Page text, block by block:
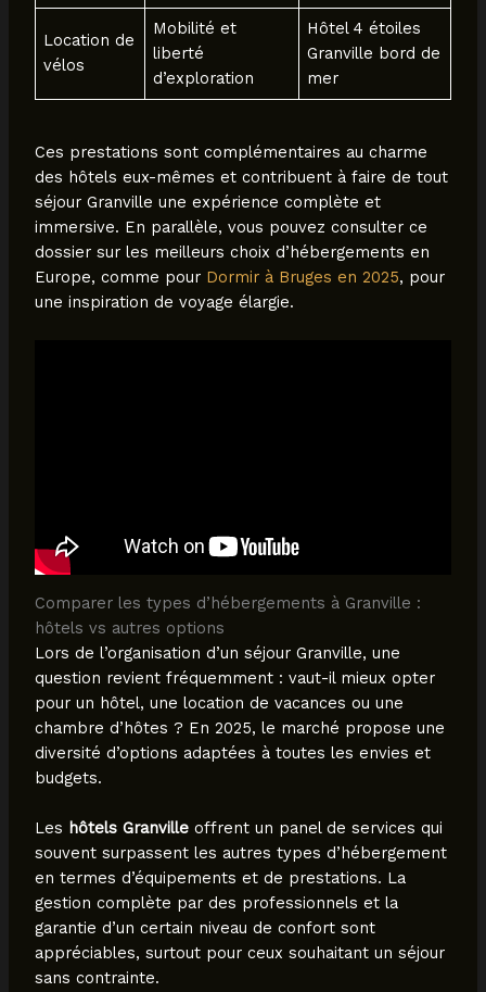
Location de
vélos
Mobilité et
liberté
d’exploration
Hôtel 4 étoiles
Granville bord de
mer
Ces prestations sont complémentaires au charme
des hôtels eux-mêmes et contribuent à faire de tout
séjour Granville une expérience complète et
immersive. En parallèle, vous pouvez consulter ce
dossier sur les meilleurs choix d’hébergements en
Europe, comme pour Dormir à Bruges en 2025, pour
une inspiration de voyage élargie.
Comparer les types d’hébergements à Granville :
hôtels vs autres options
Lors de l’organisation d’un séjour Granville, une
question revient fréquemment : vaut-il mieux opter
pour un hôtel, une location de vacances ou une
chambre d’hôtes ? En 2025, le marché propose une
diversité d’options adaptées à toutes les envies et
budgets.
Les hôtels Granvilleoffrent un panel de services qui
souvent surpassent les autres types d’hébergement
en termes d’équipements et de prestations. La
gestion complète par des professionnels et la
garantie d’un certain niveau de confort sont
appréciables, surtout pour ceux souhaitant un séjour
sans contrainte.